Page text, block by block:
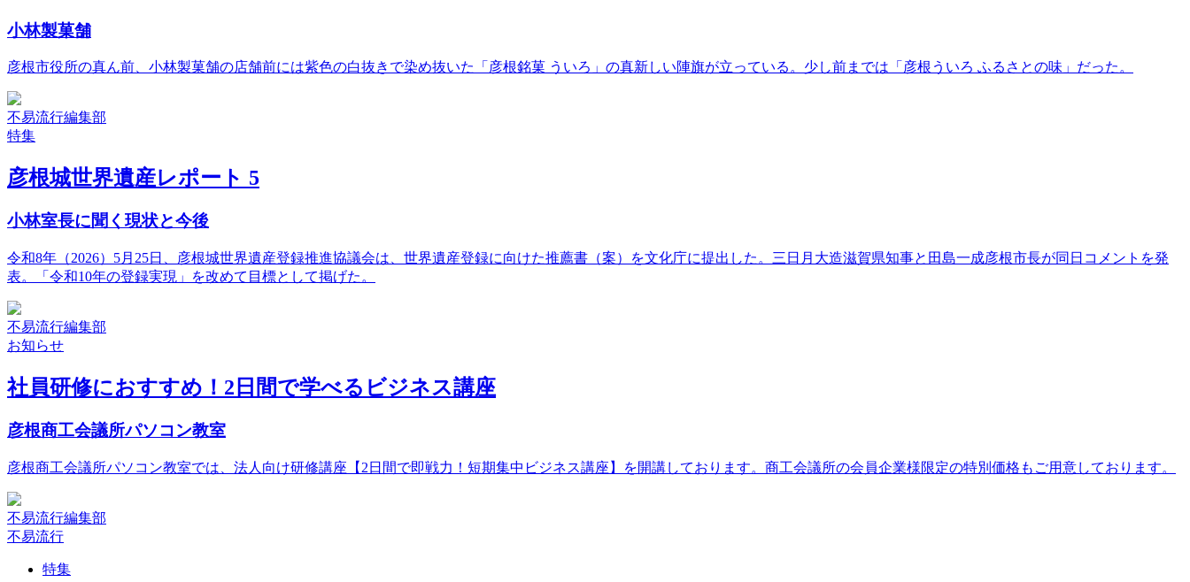
小林製菓舗
彦根市役所の真ん前、小林製菓舗の店舗前には紫色の白抜きで染め抜いた「彦根銘菓 ういろ」の真新しい陣旗が立っている。少し前までは「彦根ういろ ふるさとの味」だった。
不易流行編集部
特集
彦根城世界遺産レポート 5
小林室長に聞く現状と今後
令和8年（2026）5月25日、彦根城世界遺産登録推進協議会は、世界遺産登録に向けた推薦書（案）を文化庁に提出した。三日月大造滋賀県知事と田島一成彦根市長が同日コメントを発
表。「令和10年の登録実現」を改めて目標として掲げた。
不易流行編集部
お知らせ
社員研修におすすめ！2日間で学べるビジネス講座
彦根商工会議所パソコン教室
彦根商工会議所パソコン教室では、法人向け研修講座【2日間で即戦力！短期集中ビジネス講座】を開講しております。商工会議所の会員企業様限定の特別価格もご用意しております。
不易流行編集部
不易流行
特集